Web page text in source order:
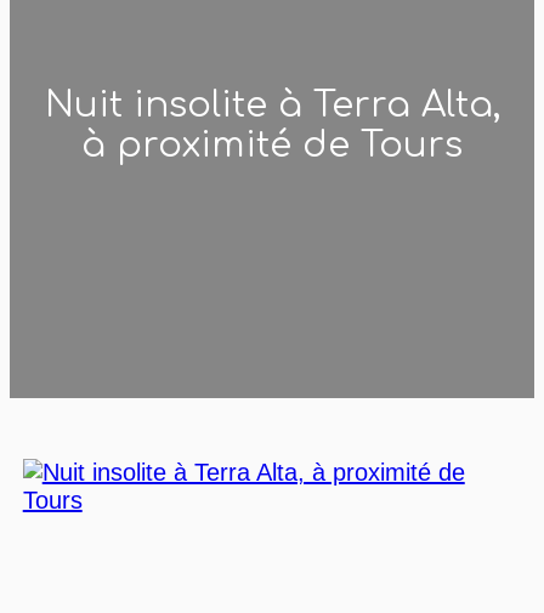
Nuit insolite à Terra Alta,
à proximité de Tours